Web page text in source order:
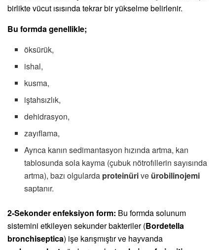
birlikte vücut ısısında tekrar bir yükselme belirlenir.
Bu formda genellikle;
öksürük,
ishal,
kusma,
iştahsızlık,
dehidrasyon,
zayıflama,
Ayrıca kanın sedimantasyon hızında artma, kan
tablosunda sola kayma (çubuk nötrofıllerin sayısında
artma), bazı olgularda proteinürive ürobilinojemi
saptanır.
2-Sekonder enfeksiyon form: Bu formda solunum
sistemini etkileyen sekunder bakteriler (Bordetella
bronchiseptica) işe karışmıştır ve hayvanda